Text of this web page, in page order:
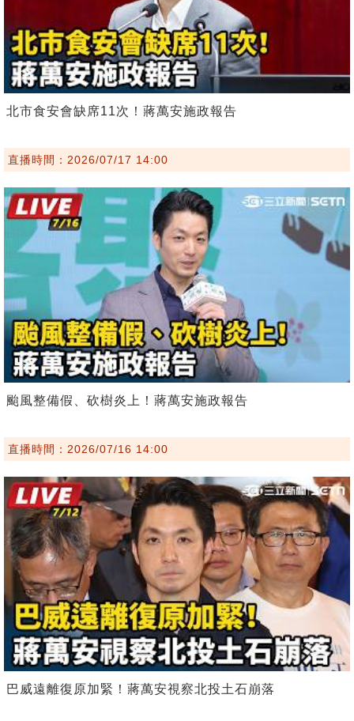
北市食安會缺席11次！蔣萬安施政報告
直播時間：2026/07/17 14:00
颱風整備假、砍樹炎上！蔣萬安施政報告
直播時間：2026/07/16 14:00
巴威遠離復原加緊！蔣萬安視察北投土石崩落